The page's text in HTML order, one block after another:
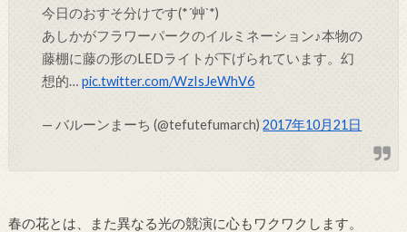
今日のおすそ分けです(*´艸`*)
あしかがフラワーパークのイルミネーション♪本物の
藤棚に藤の形のLEDライトが下げられています。幻
想的…pic.twitter.com/WzIsJeWhV6
— バルーンまーち (@tefutefumarch)2017年10月21日
春の花とは、また異なる光の競演に心もワクワクします。